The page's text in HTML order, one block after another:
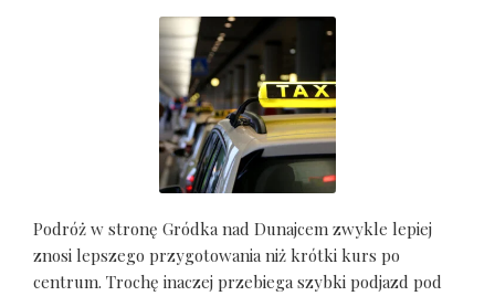
Podróż w stronę Gródka nad Dunajcem zwykle lepiej
znosi lepszego przygotowania niż krótki kurs po
centrum. Trochę inaczej przebiega szybki podjazd pod